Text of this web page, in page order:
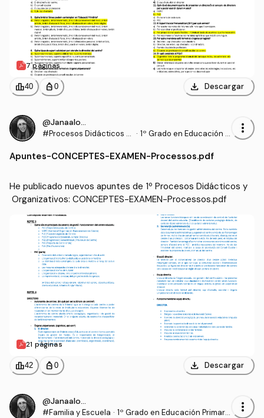
7 páginas
leaderboard40 personal_bag 0 download Descargar
@Janaalonso
#Procesos Didácticos y
· 1º Grado en Educación P
more_vert
Apuntes-CONCEPTES-EXAMEN-Processos.pdf
He publicado nuevos apuntes de 1º Procesos Didácticos y
Organizativos: CONCEPTES-EXAMEN-Processos.pdf
21 páginas
leaderboard42 personal_bag 0 download Descargar
@Janaalonso
#Familia y Escuela · 1º Grado en Educación Primari
more_vert